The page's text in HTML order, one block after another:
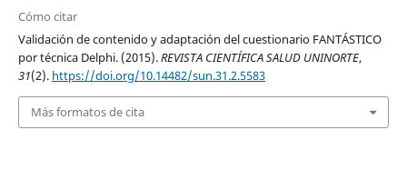
Cómo citar
Validación de contenido y adaptación del cuestionario FANTÁSTICO
por técnica Delphi. (2015).REVISTA CIENTÍFICA SALUD UNINORTE,
31(2). https://doi.org/10.14482/sun.31.2.5583
Más formatos de cita